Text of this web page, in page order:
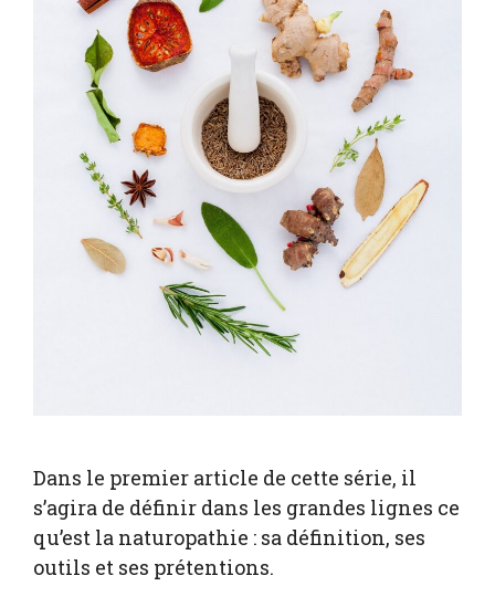
Dans le premier article de cette série, il
s’agira de définir dans les grandes lignes ce
qu’est la naturopathie : sa définition, ses
outils et ses prétentions.